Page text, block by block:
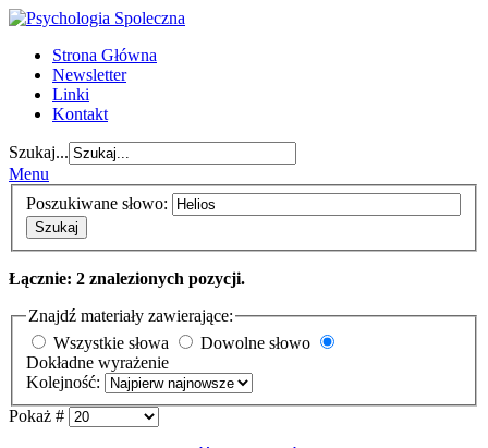
Strona Główna
Newsletter
Linki
Kontakt
Szukaj...
Menu
Poszukiwane słowo:
Szukaj
Łącznie: 2 znalezionych pozycji.
Znajdź materiały zawierające:
Wszystkie słowa
Dowolne słowo
Dokładne wyrażenie
Kolejność:
Pokaż #